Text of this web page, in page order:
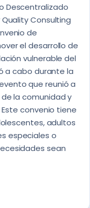
Descentralizado
Quality Consulting
de
el desarrollo de
vulnerable del
a cabo durante la
que reunió a
la comunidad y
convenio tiene
adultos
especiales o
sean